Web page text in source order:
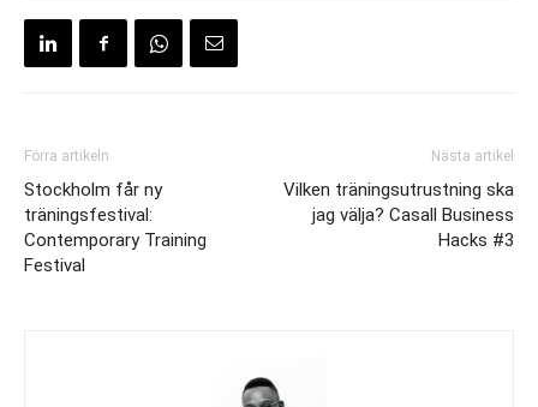
Förra artikeln
Stockholm får ny
träningsfestival:
Contemporary Training
Festival
Nästa artikel
Vilken träningsutrustning ska
jag välja? Casall Business
Hacks #3